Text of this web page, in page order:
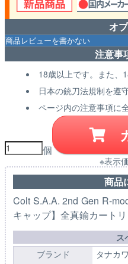
オ
注意事
18歳以上です。また、
日本の銃刀法規制を遵
ページ内の注意事項に
個
※表示
商品
Colt S.A.A. 2nd Gen R-
キャップ】全真鍮カートリ
ス
ブランド
タナカ